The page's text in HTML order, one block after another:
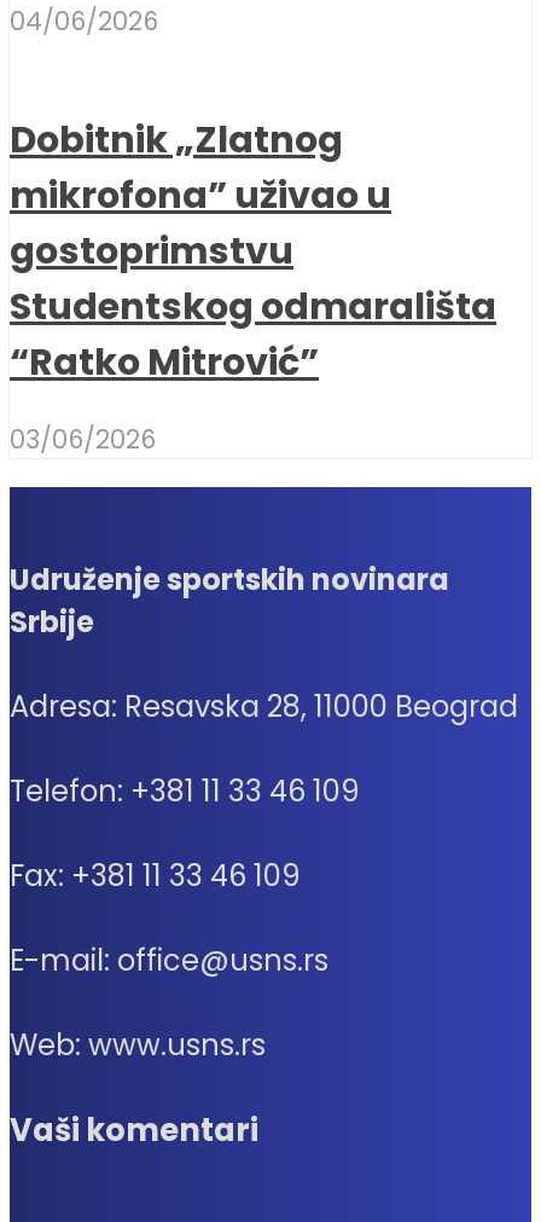
04/06/2026
Dobitnik „Zlatnog
mikrofona” uživao u
gostoprimstvu
Studentskog odmarališta
“Ratko Mitrović”
03/06/2026
Udruženje sportskih novinara
Srbije
Adresa: Resavska 28, 11000 Beograd
Telefon: +381 11 33 46 109
Fax: +381 11 33 46 109
E-mail: office@usns.rs
Web: www.usns.rs
Vaši komentari